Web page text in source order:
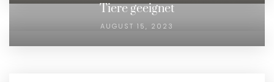
Tiere geeignet
AUGUST 15, 2023